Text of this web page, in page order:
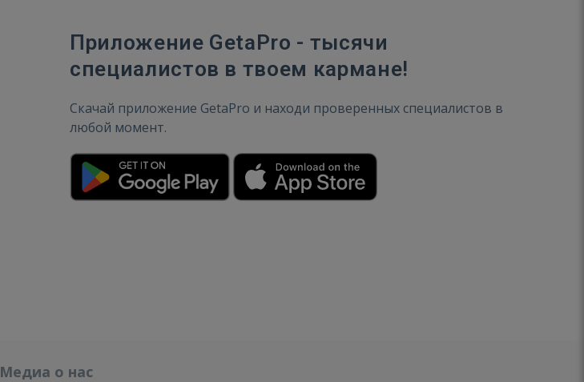
Приложение GetaPro - тысячи
специалистов в твоем кармане!
Скачай приложение GetaPro и находи проверенных специалистов в
любой момент.
Медиа о нас